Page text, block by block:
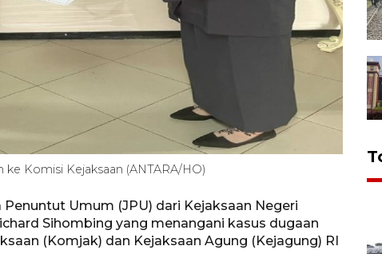
Komisi Kejaksaan (ANTARA/HO)
Umum (JPU) dari Kejaksaan Negeri
Sihombing yang menangani kasus dugaan
(Komjak) dan Kejaksaan Agung (Kejagung) RI